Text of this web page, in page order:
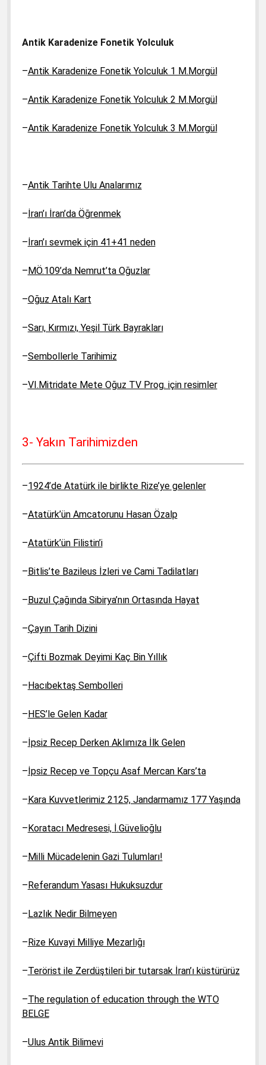
Antik Karadenize Fonetik Yolculuk
–Antik Karadenize Fonetik Yolculuk 1 M.Morgül
–Antik Karadenize Fonetik Yolculuk 2 M.Morgül
–Antik Karadenize Fonetik Yolculuk 3 M.Morgül
–Antik Tarihte Ulu Analarımız
– İran’ı İran’da Öğrenmek
– İran’ı sevmek için 41+41 neden
– MÖ.109’da Nemrut’ta Oğuzlar
–Oğuz Atalı Kart
–Sarı, Kırmızı, Yeşil Türk Bayrakları
–Sembollerle Tarihimiz
–VI.Mitridate Mete Oğuz TV Prog. için resimler
3- Yakın Tarihimizden
–1924’de Atatürk ile birlikte Rize’ye gelenler
–Atatürk’ün Amcatorunu Hasan Özalp
–Atatürk’ün Filistin’i
– Bitlis’te Bazileus İzleri ve Cami Tadilatları
– Buzul Çağında Sibirya’nın Ortasında Hayat
–Çayın Tarih Dizini
–Çifti Bozmak Deyimi Kaç Bin Yıllık
– Hacıbektaş Sembolleri
– HES’le Gelen Kadar
– İpsiz Recep Derken Aklımıza İlk Gelen
– İpsiz Recep ve Topçu Asaf Mercan Kars’ta
– Kara Kuvvetlerimiz 2125, Jandarmamız 177 Yaşında
– Koratacı Medresesi, İ.Güvelioğlu
– Milli Mücadelenin Gazi Tulumları!
– Referandum Yasası Hukuksuzdur
– Lazlık Nedir Bilmeyen
– Rize Kuvayi Milliye Mezarlığı
–Terörist ile Zerdüştileri bir tutarsak İran’ı küstürürüz
–The regulation of education through the WTO
BELGE
–Ulus Antik Bilimevi